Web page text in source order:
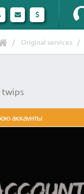
Original services
twips
аккаунты